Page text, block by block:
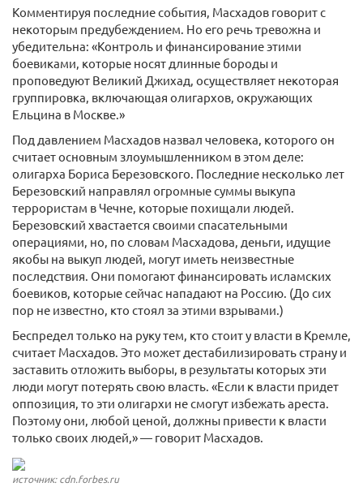
Комментируя последние события, Масхадов говорит с
некоторым предубеждением. Но его речь тревожна и
убедительна: «Контроль и финансирование этими
боевиками, которые носят длинные бороды и
проповедуют Великий Джихад, осуществляет некоторая
группировка, включающая олигархов, окружающих
Ельцина в Москве.»
Под давлением Масхадов назвал человека, которого он
считает основным злоумышленником в этом деле:
олигарха Бориса Березовского. Последние несколько лет
Березовский направлял огромные суммы выкупа
террористам в Чечне, которые похищали людей.
Березовский хвастается своими спасательными
операциями, но, по словам Масхадова, деньги, идущие
якобы на выкуп людей, могут иметь неизвестные
последствия. Они помогают финансировать исламских
боевиков, которые сейчас нападают на Россию. (До сих
пор не известно, кто стоял за этими взрывами.)
Беспредел только на руку тем, кто стоит у власти в Кремле,
считает Масхадов. Это может дестабилизировать страну и
заставить отложить выборы, в результаты которых эти
люди могут потерять свою власть. «Если к власти придет
оппозиция, то эти олигархи не смогут избежать ареста.
Поэтому они, любой ценой, должны привести к власти
только своих людей,» — говорит Масхадов.
источник: cdn.forbes.ru